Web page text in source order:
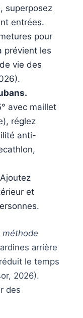
superposez
entrées.
pour
prévient les
vie des
avec maillet
réglez
anti-
Ajoutez
et
méthode
arrière
le temps
2026).
des